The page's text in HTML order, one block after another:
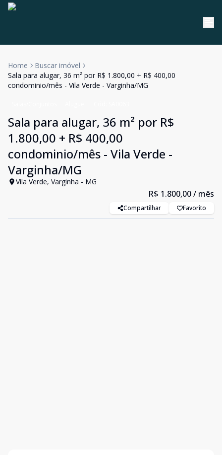
Home
Buscar imóvel
Sala para alugar, 36 m² por R$ 1.800,00 + R$ 400,00
condominio/mês - Vila Verde - Varginha/MG
Sala para alugar, 36 m² por R$
1.800,00 + R$ 400,00
condominio/mês - Vila Verde -
Varginha/MG
Vila Verde, Varginha - MG
R$ 1.800,00/ mês
Compartilhar Favorito